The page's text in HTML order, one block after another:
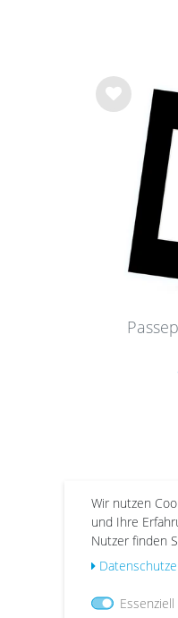
Wu
Wu
nsc
e
Wir nutzen
und Ihre
Nutzer finden
Essenziell